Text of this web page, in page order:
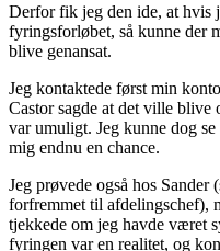
Derfor fik jeg den ide, at hvis
fyringsforløbet, så kunne der
blive genansat.
Jeg kontaktede først min
Castor sagde at det ville
var umuligt. Jeg kunne dog
mig endnu en chance.
Jeg prøvede også hos
forfremmet til afdelingschef),
tjekkede om jeg havde været
fyringen var en realitet, og